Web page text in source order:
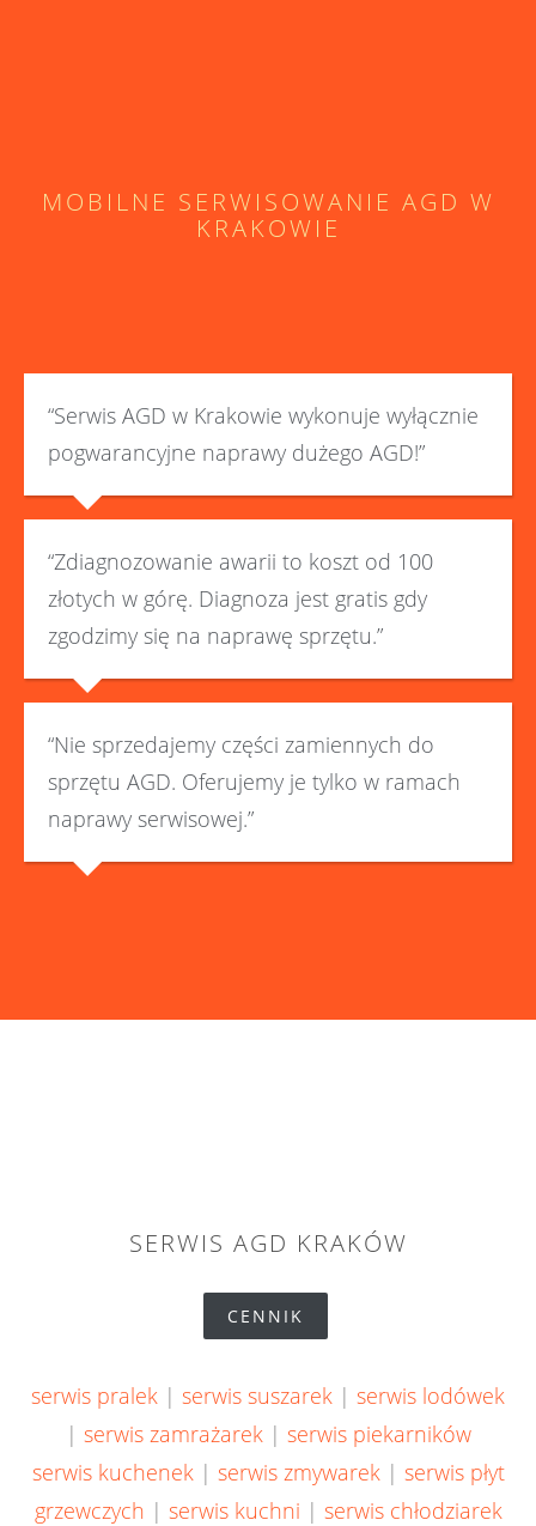
MOBILNE SERWISOWANIE AGD W
KRAKOWIE
“Serwis AGD w Krakowie wykonuje wyłącznie
pogwarancyjne naprawy dużego AGD!”
“Zdiagnozowanie awarii to koszt od 100
złotych w górę. Diagnoza jest gratis gdy
zgodzimy się na naprawę sprzętu.”
“Nie sprzedajemy części zamiennych do
sprzętu AGD. Oferujemy je tylko w ramach
naprawy serwisowej.”
SERWIS AGD KRAKÓW
CENNIK
serwis pralek | serwis suszarek | serwis lodówek
| serwis zamrażarek| serwis piekarników
serwis kuchenek| serwis zmywarek| serwis płyt
grzewczych | serwis kuchni | serwis chłodziarek